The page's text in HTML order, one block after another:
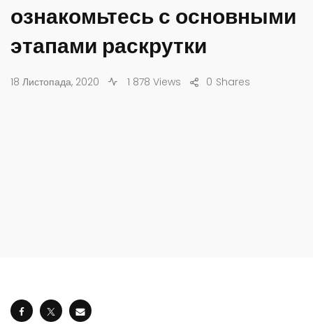
ознакомьтесь с основными
этапами раскрутки
18 Листопада, 2020 1 878 Views Shares
0